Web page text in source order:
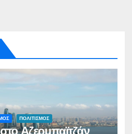
ΠΟΛΙΤΙΣΜΟΣ
Αζερμπαϊτζάν